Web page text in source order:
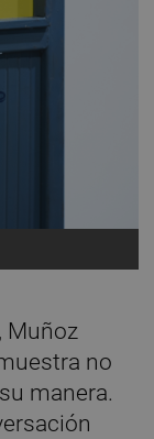
Muñoz
no
manera.